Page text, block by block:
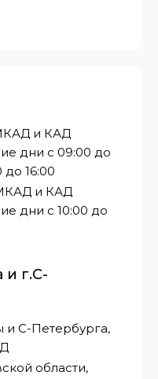
и КАД
дни с 09:00 до
до 16:00
и КАД
дни с 10:00 до
и г.С-
С-Петербурга,
области,